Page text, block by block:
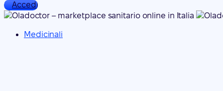
Accedi
Medicinali